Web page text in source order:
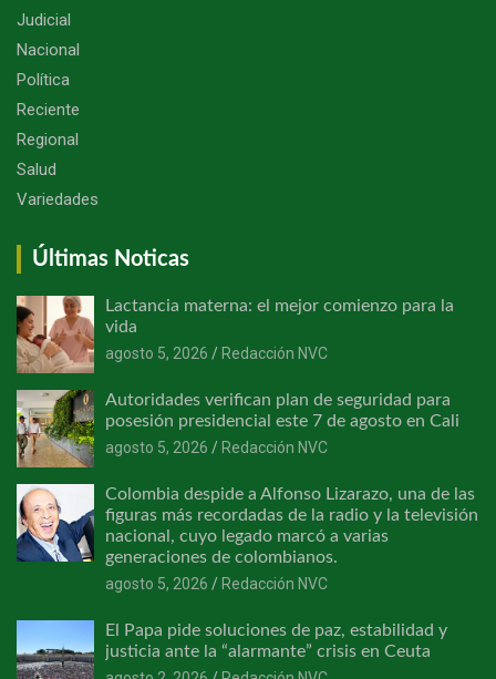
Judicial
Nacional
Política
Reciente
Regional
Salud
Variedades
Últimas Noticas
Lactancia materna: el mejor comienzo para la
vida
agosto 5, 2026
Redacción NVC
Autoridades verifican plan de seguridad para
posesión presidencial este 7 de agosto en Cali
agosto 5, 2026
Redacción NVC
Colombia despide a Alfonso Lizarazo, una de las
figuras más recordadas de la radio y la televisión
nacional, cuyo legado marcó a varias
generaciones de colombianos.
agosto 5, 2026
Redacción NVC
El Papa pide soluciones de paz, estabilidad y
justicia ante la “alarmante” crisis en Ceuta